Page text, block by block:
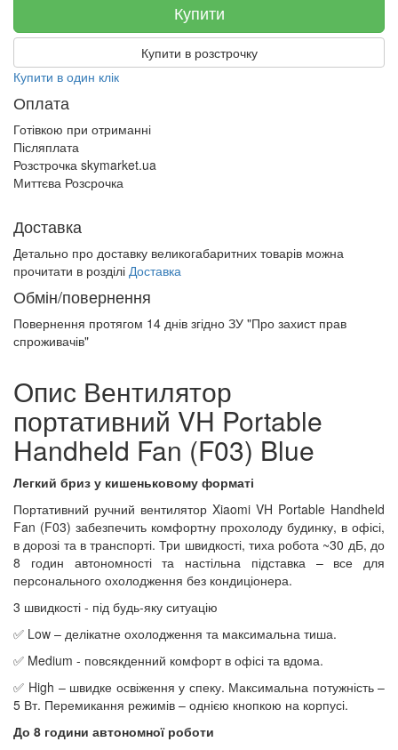
Купити
Купити в розстрочку
Купити в один клік
Оплата
Готівкою при отриманні
Післяплата
Розстрочка skymarket.ua
Миттєва Розсрочка
Доставка
Детально про доставку великогабаритних товарів можна
прочитати в розділі Доставка
Обмін/повернення
Повернення протягом 14 днів згідно ЗУ "Про захист прав
спроживачів"
Опис Вентилятор
портативний VH Portable
Handheld Fan (F03) Blue
Легкий бриз у кишеньковому форматі
Портативний ручний вентилятор Xiaomi VH Portable Handheld
Fan (F03) забезпечить комфортну прохолоду будинку, в офісі,
в дорозі та в транспорті. Три швидкості, тиха робота ~30 дБ, до
8 годин автономності та настільна підставка – все для
персонального охолодження без кондиціонера.
3 швидкості - під будь-яку ситуацію
✅ Low – делікатне охолодження та максимальна тиша.
✅ Medium - повсякденний комфорт в офісі та вдома.
✅ High – швидке освіження у спеку. Максимальна потужність –
5 Вт. Перемикання режимів – однією кнопкою на корпусі.
До 8 години автономної роботи